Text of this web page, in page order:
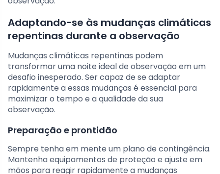
Adaptando-se às mudanças climáticas
repentinas durante a observação
Mudanças climáticas repentinas podem
transformar uma noite ideal de observação em um
desafio inesperado. Ser capaz de se adaptar
rapidamente a essas mudanças é essencial para
maximizar o tempo e a qualidade da sua
observação.
Preparação e prontidão
Sempre tenha em mente um plano de contingência.
Mantenha equipamentos de proteção e ajuste em
mãos para reagir rapidamente a mudanças